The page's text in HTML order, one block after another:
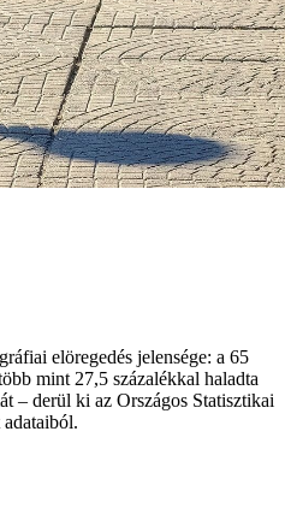
elöregedés jelensége: a 65
mint 27,5 százalékkal haladta
– derül ki az Országos Statisztikai